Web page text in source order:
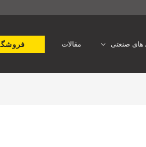
های صنعتی مقالات